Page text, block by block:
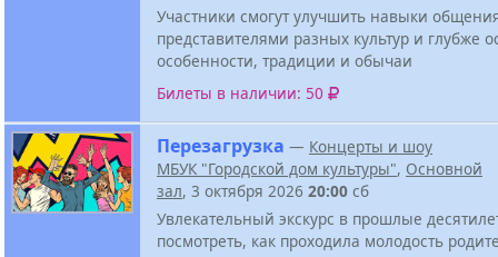
Участники смогут улучшить навыки
представителями разных культур и глубже
особенности, традиции и обычаи
Билеты в наличии: 50
Перезагрузка — Концерты и шоу
МБУК "Городской дом культуры", Основной
зал, 3 октября 2026 20:00 сб
Увлекательный экскурс в прошлые
посмотреть, как проходила молодость